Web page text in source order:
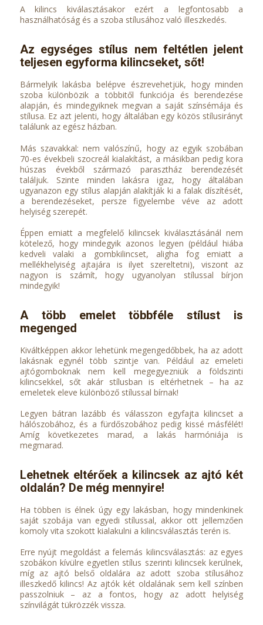
A kilincs kiválasztásakor ezért a legfontosabb a
használhatóság és a szoba stílusához való illeszkedés.
Az egységes stílus nem feltétlen jelent
teljesen egyforma kilincseket, sőt!
Bármelyik lakásba belépve észrevehetjük, hogy minden
szoba különbözik a többitől funkciója és berendezése
alapján, és mindegyiknek megvan a saját színsémája és
stílusa. Ez azt jelenti, hogy általában egy közös stílusirányt
találunk az egész házban.
Más szavakkal: nem valószínű, hogy az egyik szobában
70-es évekbeli szocreál kialakítást, a másikban pedig kora
húszas évekből származó parasztház berendezését
találjuk. Szinte minden lakásra igaz, hogy általában
ugyanazon egy stílus alapján alakítják ki a falak díszítését,
a berendezéseket, persze figyelembe véve az adott
helyiség szerepét.
Éppen emiatt a megfelelő kilincsek kiválasztásánál nem
kötelező, hogy mindegyik azonos legyen (például hiába
kedveli valaki a gombkilincset, aligha fog emiatt a
mellékhelyiség ajtajára is ilyet szereltetni), viszont az
nagyon is számít, hogy ugyanolyan stílussal bírjon
mindegyik!
A több emelet többféle stílust is
megenged
Kiváltképpen akkor lehetünk megengedőbbek, ha az adott
lakásnak egynél több szintje van. Például az emeleti
ajtógomboknak nem kell megegyezniük a földszinti
kilincsekkel, sőt akár stílusban is eltérhetnek – ha az
emeletek eleve különböző stílussal bírnak!
Legyen bátran lazább és válasszon egyfajta kilincset a
hálószobához, és a fürdőszobához pedig kissé másfélét!
Amíg következetes marad, a lakás harmóniája is
megmarad.
Lehetnek eltérőek a kilincsek az ajtó két
oldalán? De még mennyire!
Ha többen is élnek úgy egy lakásban, hogy mindenkinek
saját szobája van egyedi stílussal, akkor ott jellemzően
komoly vita szokott kialakulni a kilincsválasztás terén is.
Erre nyújt megoldást a felemás kilincsválasztás: az egyes
szobákon kívülre egyetlen stílus szerinti kilincsek kerülnek,
míg az ajtó belső oldalára az adott szoba stílusához
illeszkedő kilincs! Az ajtók két oldalának sem kell színben
passzolniuk – az a fontos, hogy az adott helyiség
színvilágát tükrözzék vissza.